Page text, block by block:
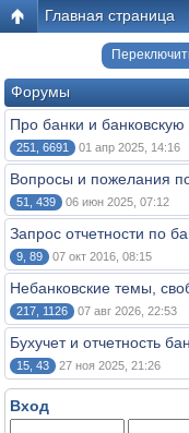
Главная страница
Форумы
Про банки и банковскую
251, 6691 01 апр 2025, 14:16
Вопросы и пожелания
51, 439 06 июн 2025, 07:12
Запрос отчетности по
9, 89 07 окт 2016, 08:15
Небанковские темы,
217, 1126 07 авг 2026, 22:53
Бухучет и отчетность
15, 43 27 ноя 2025, 21:26
Вход